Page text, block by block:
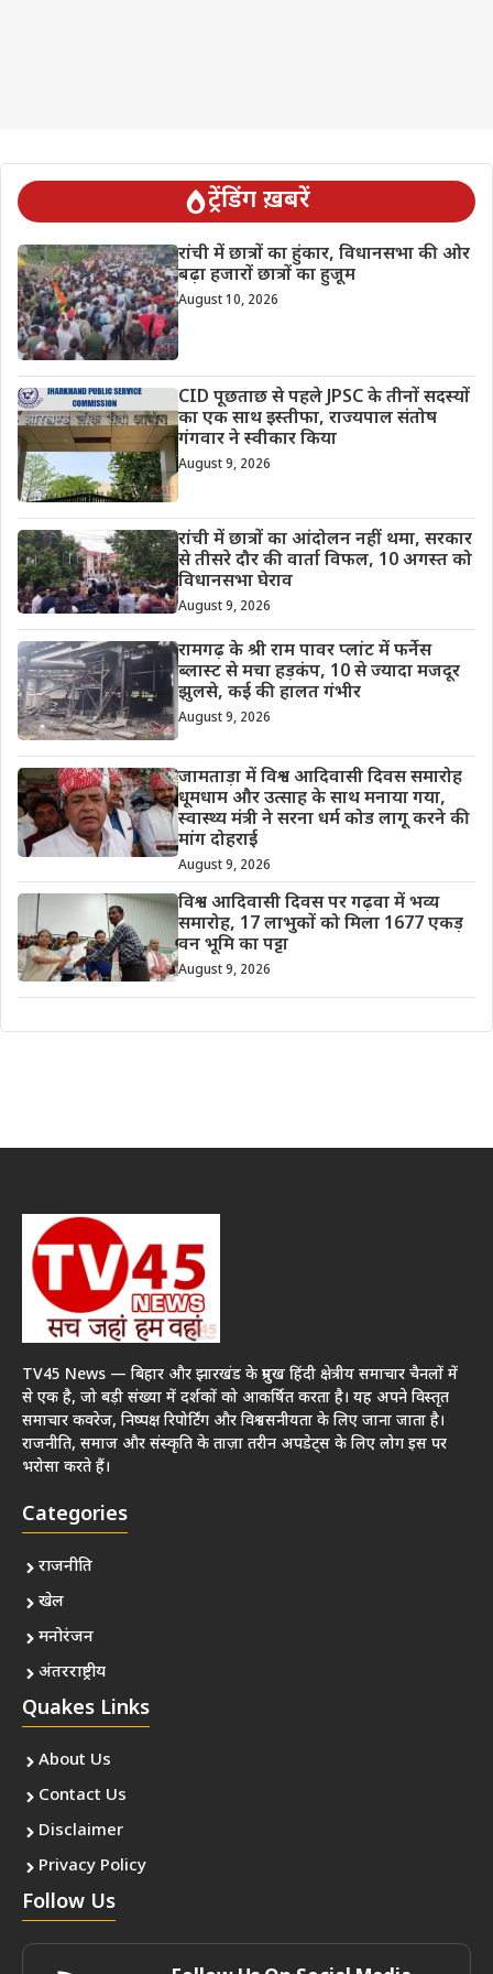
ट्रेंडिंग ख़बरें
रांची में छात्रों का हुंकार, विधानसभा की ओर
बढ़ा हजारों छात्रों का हुजूम
August 10, 2026
CID पूछताछ से पहले JPSC के तीनों सदस्यों
का एक साथ इस्तीफा, राज्यपाल संतोष
गंगवार ने स्वीकार किया
August 9, 2026
रांची में छात्रों का आंदोलन नहीं थमा, सरकार
से तीसरे दौर की वार्ता विफल, 10 अगस्त को
विधानसभा घेराव
August 9, 2026
रामगढ़ के श्री राम पावर प्लांट में फर्नेस
ब्लास्ट से मचा हड़कंप, 10 से ज्यादा मजदूर
झुलसे, कई की हालत गंभीर
August 9, 2026
जामताड़ा में विश्व आदिवासी दिवस समारोह
धूमधाम और उत्साह के साथ मनाया गया,
स्वास्थ्य मंत्री ने सरना धर्म कोड लागू करने की
मांग दोहराई
August 9, 2026
विश्व आदिवासी दिवस पर गढ़वा में भव्य
समारोह, 17 लाभुकों को मिला 1677 एकड़
वन भूमि का पट्टा
August 9, 2026
TV45 News — बिहार और झारखंड के प्रमुख हिंदी क्षेत्रीय समाचार चैनलों में
से एक है, जो बड़ी संख्या में दर्शकों को आकर्षित करता है। यह अपने विस्तृत
समाचार कवरेज, निष्पक्ष रिपोर्टिंग और विश्वसनीयता के लिए जाना जाता है।
राजनीति, समाज और संस्कृति के ताज़ा तरीन अपडेट्स के लिए लोग इस पर
भरोसा करते हैं।
Categories
राजनीति
खेल
मनोरंजन
अंतरराष्ट्रीय
Quakes Links
About Us
Contact Us
Disclaimer
Privacy Policy
Follow Us